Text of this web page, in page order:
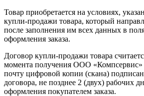
Товар приобретается на условиях,
купли-продажи товара, который
после заполнения им всех данных в
оформления заказа.
Договор купли-продажи товара
момента получения ООО
почту цифровой копии (скана)
договора, не позднее 2 (двух) рабочих
оформления покупателем заказа.